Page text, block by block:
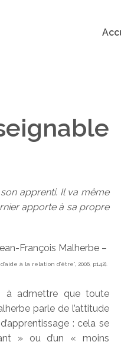
apprenti. Il va même
apporte à sa propre
François Malherbe –
à la relation d’être”, 2006, p142).
à admettre que toute
parle de l’attitude
: cela se
» ou d’un « moins